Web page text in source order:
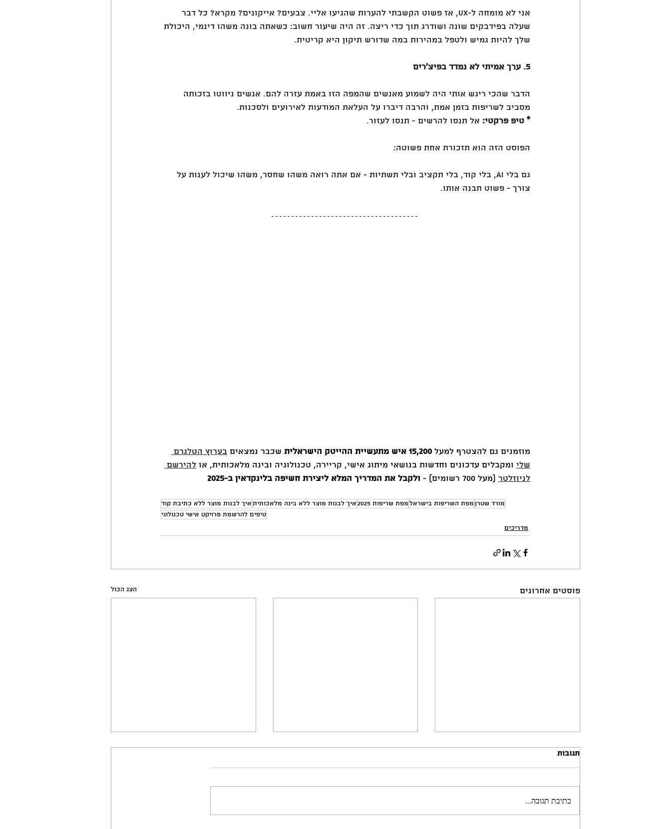
אני לא מומחה ל-UX, אז פשוט הקשבתי להערות שהגיעו אליי. צבעים? אייקונים? מקרא? כל דבר
שעלה בפידבקים שונה ושודרג תוך כדי ריצה. זה היה שיעור חשוב: כשאתה בונה משהו דינמי, היכולת
שלך להיות גמיש ולטפל במהירות במה שדורש תיקון היא קריטית.
5. ערך אמיתי לא נמדד בפיצ’רים
הדבר שהכי ריגש אותי היה לשמוע מאנשים שהמפה הזו באמת עזרה להם. אנשים ניווטו בזכותה
מסביב לשריפות בזמן אמת, והרבה דיברו על העלאת המודעות לאירועים ולסכנות.
* טיפ פרקטי: אל תנסו להרשים - תנסו לעזור.
הפוסט הזה הוא תזכורת אחת פשוטה:
גם בלי AI, בלי קוד, בלי תקציב ובלי תשתיות - אם אתה רואה משהו שחסר, משהו שיכול לענות על
צורך - פשוט תבנה אותו.
מוזמנים גם להצטרף למעל 15,200 איש מתעשיית ההייטק הישראלית שכבר נמצאים בערוץ הטלגרם
שלי ומקבלים עדכונים וחדשות בנושאי מיתוג אישי, קריירה, טכנולוגיה ובינה מלאכותית, או להירשם
לניוזלטר (מעל 700 רשומים) - ולקבל את המדריך המלא ליצירת חשיפה בלינקדאין ב-2025
מורד שטרןמפת השריפות בישראלמפת שריפות 2025 איך לבנות מוצר ללא בינה מלאכותיתאיך לבנות מוצר ללא כתיבת קוד
טיפים להרשמת פרויקט אישי טכנולוגי
מדריכים
פוסטים אחרונים הצג הכול
תגובות
כתיבת תגובה...